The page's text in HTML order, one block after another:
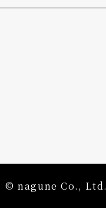
© nagune Co., Ltd.